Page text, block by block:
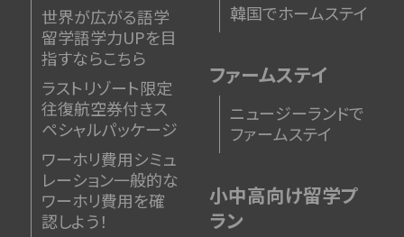
世界が広がる語学
留学語学力UPを目
指すならこちら
ラストリゾート限定
往復航空券付きス
ペシャルパッケージ
ワーホリ費用シミュ
レーション一般的な
ワーホリ費用を確
認しよう！
韓国でホームステイ
ファームステイ
ニュージーランドで
ファームステイ
小中高向け留学プ
ラン